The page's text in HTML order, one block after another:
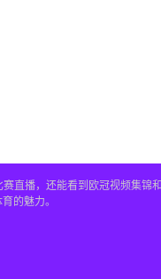
直播，还能看到欧冠视频集锦
的魅力。